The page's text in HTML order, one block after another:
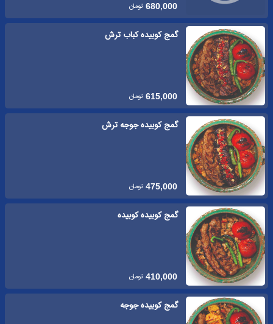
680,000 تومان
گمج کوبیده کباب ترش
615,000 تومان
گمج کوبیده جوجه ترش
475,000 تومان
گمج کوبیده کوبیده
410,000 تومان
گمج کوبیده جوجه